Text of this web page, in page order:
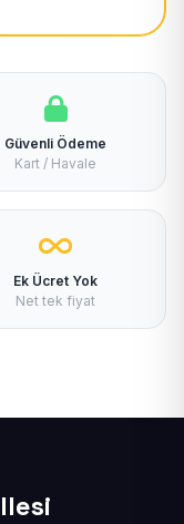
Güvenli Ödeme
Kart / Havale
Ek Ücret Yok
Net tek fiyat